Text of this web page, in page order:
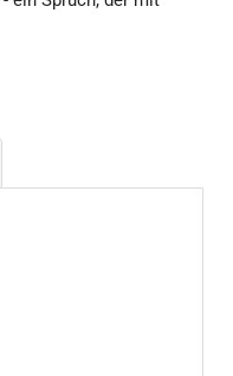
mal stimmt er, mal
und bedarf
nun mit der neuen
Suzuki einer jener
bis er auf einen Zug